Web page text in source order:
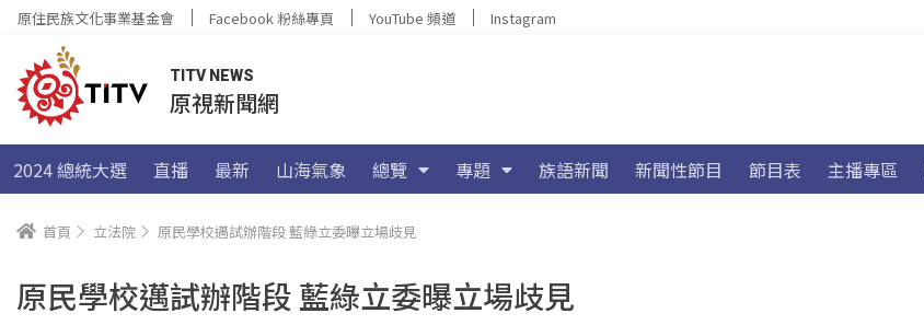
原住民族文化事業基金會 Facebook 粉絲專頁 YouTube 頻道 Instagram
TITV NEWS
原視新聞網
2024 總統大選 直播 最新 山海氣象 總覽 專題 族語新聞 新聞性節目 節目表 主播專區
首頁 立法院 原民學校邁試辦階段 藍綠立委曝立場歧見
原民學校邁試辦階段 藍綠立委曝立場歧見